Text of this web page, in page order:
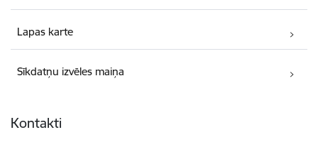
Lapas karte
Sīkdatņu izvēles maiņa
Kontakti